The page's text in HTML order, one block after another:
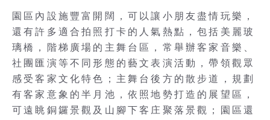
園區內設施豐富開闊，可以讓小朋友盡情玩樂，
還有許多適合拍照打卡的人氣熱點，包括美麗玻
璃橋，階梯廣場的主舞台區，常舉辦客家音樂、
社團匯演等不同形態的藝文表演活動，帶領觀眾
感受客家文化特色；主舞台後方的散步道，規劃
有客家意象的半月池，依照地勢打造的展望區，
可遠眺銅鑼景觀及山腳下客庄聚落景觀；園區還